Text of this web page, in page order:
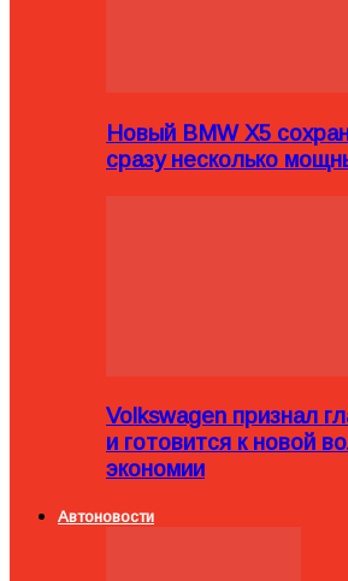
Новый BMW X5
сразу несколько
Volkswagen признал
и готовится к новой
экономии
Автоновости